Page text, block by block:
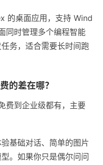
的桌面应用，支持 Wind
同时管理多个编程智能
务，适合需要长时间跑
的差在哪？
费到企业级都有，主要
基础对话、简单的图片
。如果你只是偶尔问问